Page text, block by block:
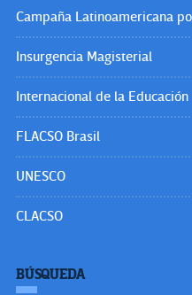
Campaña Latinoamericana
Insurgencia Magisterial
Internacional de la Educación
FLACSO Brasil
UNESCO
CLACSO
BÚSQUEDA